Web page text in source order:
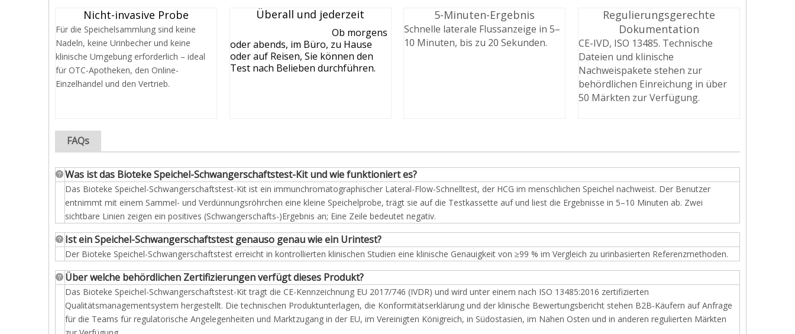
Nicht-invasive Probe
Für die Speichelsammlung sind keine
Nadeln, keine Urinbecher und keine
klinische Umgebung erforderlich – ideal
für OTC-Apotheken, den Online-
Einzelhandel und den Vertrieb.
Überall und jederzeit
Ob morgens
oder abends, im Büro, zu Hause
oder auf Reisen, Sie können den
Test nach Belieben durchführen.
5-Minuten-Ergebnis
Schnelle laterale Flussanzeige in 5–
10 Minuten, bis zu 20 Sekunden.
Regulierungsgerechte
Dokumentation
CE-IVD, ISO 13485. Technische
Dateien und klinische
Nachweispakete stehen zur
behördlichen Einreichung in über
50 Märkten zur Verfügung.
FAQs
Was ist das Bioteke Speichel-Schwangerschaftstest-Kit und wie funktioniert es?
Das Bioteke Speichel-Schwangerschaftstest-Kit ist ein immunchromatographischer Lateral-Flow-Schnelltest, der HCG im menschlichen Speichel nachweist. Der Benutzer
entnimmt mit einem Sammel- und Verdünnungsröhrchen eine kleine Speichelprobe, trägt sie auf die Testkassette auf und liest die Ergebnisse in 5–10 Minuten ab. Zwei
sichtbare Linien zeigen ein positives (Schwangerschafts-)Ergebnis an; Eine Zeile bedeutet negativ.
Ist ein Speichel-Schwangerschaftstest genauso genau wie ein Urintest?
Der Bioteke Speichel-Schwangerschaftstest erreicht in kontrollierten klinischen Studien eine klinische Genauigkeit von ≥99 % im Vergleich zu urinbasierten Referenzmethoden.
Über welche behördlichen Zertifizierungen verfügt dieses Produkt?
Das Bioteke Speichel-Schwangerschaftstest-Kit trägt die CE-Kennzeichnung EU 2017/746 (IVDR) und wird unter einem nach ISO 13485:2016 zertifizierten
Qualitätsmanagementsystem hergestellt. Die technischen Produktunterlagen, die Konformitätserklärung und der klinische Bewertungsbericht stehen B2B-Käufern auf Anfrage
für die Teams für regulatorische Angelegenheiten und Marktzugang in der EU, im Vereinigten Königreich, in Südostasien, im Nahen Osten und in anderen regulierten Märkten